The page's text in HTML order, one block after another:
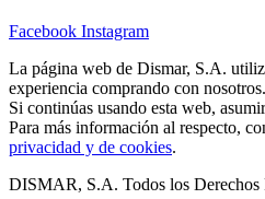
Facebook Instagram
La página web de Dismar, S.A.
experiencia comprando con nosotros.
Si continúas usando esta web,
Para más información al respecto,
privacidad y de cookies.
DISMAR, S.A. Todos los Derechos